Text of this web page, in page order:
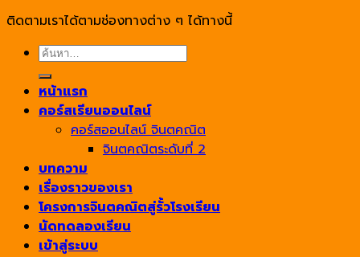
ติดตามเราได้ตามช่องทางต่าง ๆ ได้ทางนี้
ค้นหา:
หน้าแรก
คอร์สเรียนออนไลน์
คอร์สออนไลน์ จินตคณิต
จินตคณิตระดับที่ 2
บทความ
เรื่องราวของเรา
โครงการจินตคณิตสู่รั้วโรงเรียน
นัดทดลองเรียน
เข้าสู่ระบบ